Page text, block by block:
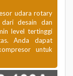
udara rotary
desain dan
level tertinggi
Anda dapat
untuk